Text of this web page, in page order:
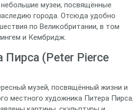
музеи, посвящённые
города. Отсюда удобно
по Великобритании, в том
и Кембридж.
Пирса (Peter Pierce
музей, посвящённый жизни и
местного художника Питера Пирса.